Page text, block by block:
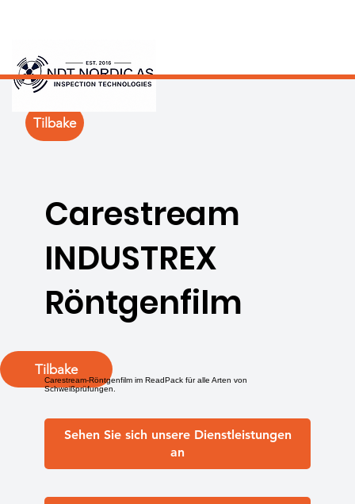
Tilbake
Carestream
INDUSTREX
Röntgenfilm
Carestream-Röntgenfilm im ReadPack für alle Arten von
Schweißprüfungen.
Sehen Sie sich unsere Dienstleistungen
an
Tilbake